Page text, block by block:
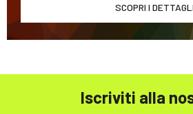
SCOPRI I DETTAGLI
Iscriviti alla